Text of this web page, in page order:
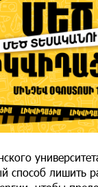
способ лишить